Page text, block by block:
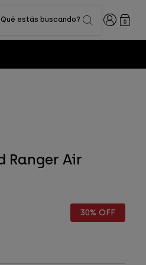
estás buscando? Iniciar0
Ranger Air
30% OFF